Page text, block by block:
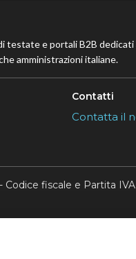
testate e portali B2B
amministrazioni italiane.
Contatti
Contatta il
Codice fiscale e Partita